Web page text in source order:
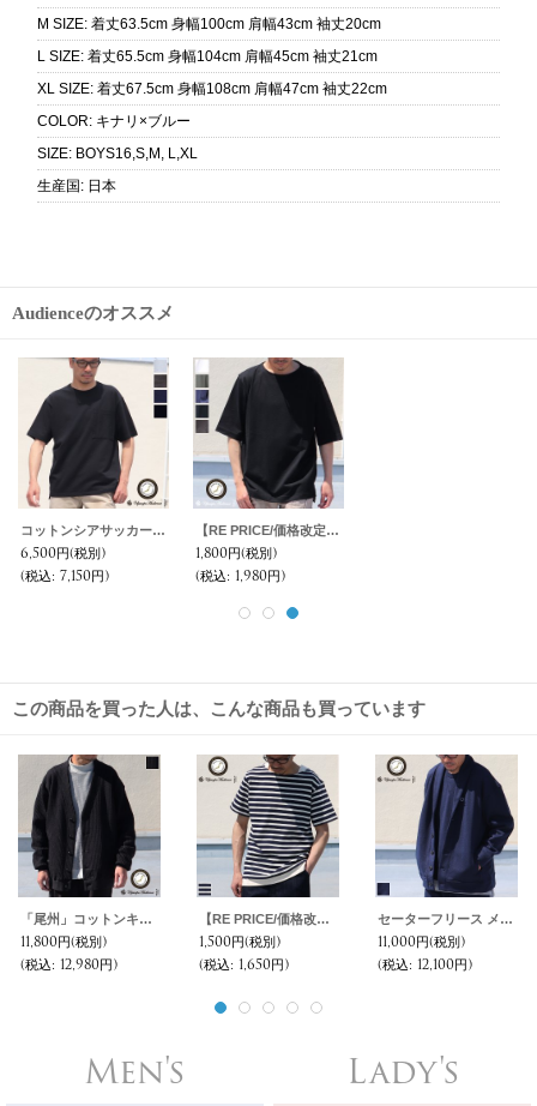
M SIZE: 着丈63.5cm 身幅100cm 肩幅43cm 袖丈20cm
L SIZE: 着丈65.5cm 身幅104cm 肩幅45cm 袖丈21cm
XL SIZE: 着丈67.5cm 身幅108cm 肩幅47cm 袖丈22cm
COLOR: キナリ×ブルー
SIZE: BOYS16,S,M, L,XL
生産国 : 日本
Audienceのオススメ
コットンシアサッカー天竺 ビックポケット Tee『日本製』Upscape Audience
6,500円(税別)
(税込: 7,150円)
【RE PRICE/価格改定】コットンシアサッカー天竺 ビック ハーフスリーブTee『日本製』Upscape Audience
1,800円(税別)
(税込: 1,980円)
この商品を買った人は、こんな商品も買っています
「尾州」コットンキルト くるみボタン 3XL カーディガン【MADE IN JAPAN】『日本製』【送料無料】 / Upscape Audience
11,800円(税別)
(税込: 12,980円)
【RE PRICE/価格改定】Basque 10オンス ( バスク天竺 )無地＆ボーダーボートネックレイヤード半袖カットソー【MADE IN JAPAN】『日本製』/ Upscape Audience
1,500円(税別)
(税込: 1,650円)
セーターフリース メランジ ショールカラー ジャケット【MADE IN JAPAN】『日本製』【送料無料】 / Upscape Audience
11,000円(税別)
(税込: 12,100円)
Men's Lady's